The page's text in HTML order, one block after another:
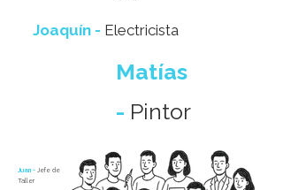
Joaquín - Electricista
Matías
- Pintor
Juan - Jefe de
Taller